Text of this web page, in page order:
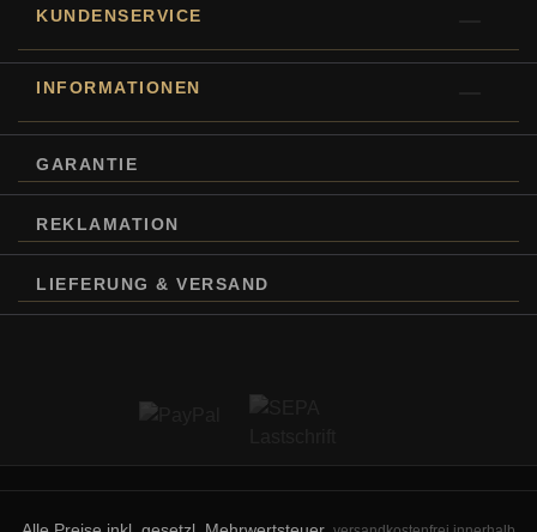
KUNDENSERVICE
INFORMATIONEN
GARANTIE
REKLAMATION
LIEFERUNG & VERSAND